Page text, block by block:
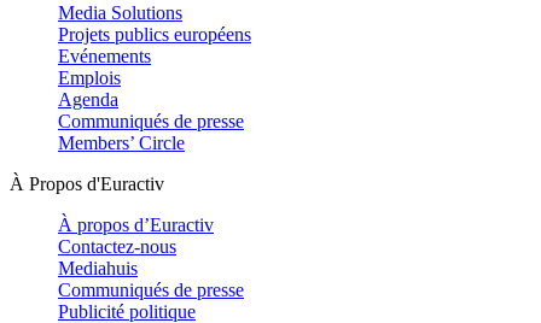
Media Solutions
Projets publics européens
Evénements
Emplois
Agenda
Communiqués de presse
Members’ Circle
À Propos d'Euractiv
À propos d’Euractiv
Contactez-nous
Mediahuis
Communiqués de presse
Publicité politique